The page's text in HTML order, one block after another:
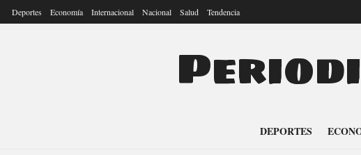
Deportes Economía Internacional Nacional Salud Tendencia
DEPORTES